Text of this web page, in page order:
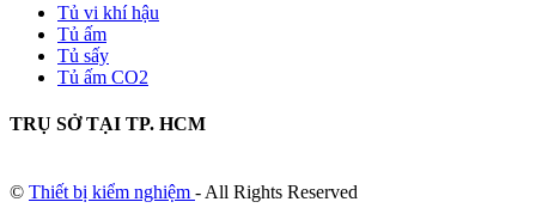
Tủ vi khí hậu
Tủ ấm
Tủ sấy
Tủ ấm CO2
TRỤ SỞ TẠI TP. HCM
© Thiết bị kiểm nghiệm - All Rights Reserved